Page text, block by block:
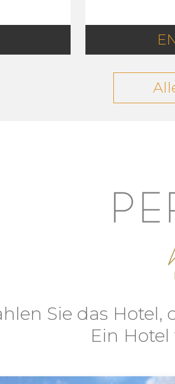
Sie das Hotel,
Ein